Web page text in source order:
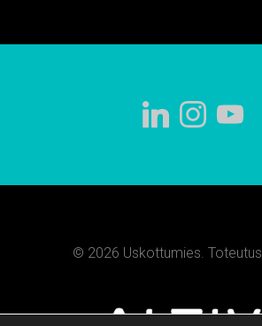
© 2026 Uskottumies. Toteutus